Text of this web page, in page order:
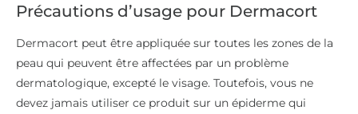
Précautions d’usage pour Dermacort
Dermacort peut être appliquée sur toutes les zones de la
peau qui peuvent être affectées par un problème
dermatologique, excepté le visage. Toutefois, vous ne
devez jamais utiliser ce produit sur un épiderme qui